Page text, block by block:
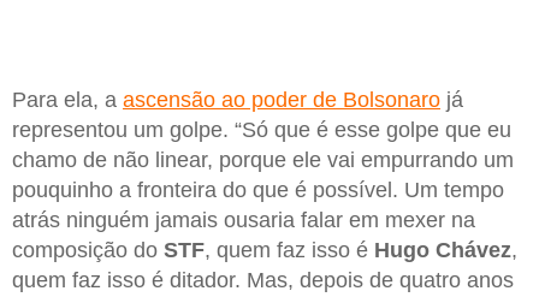
Para ela, a ascensão ao poder de Bolsonaro já
representou um golpe. “Só que é esse golpe que eu
chamo de não linear, porque ele vai empurrando um
pouquinho a fronteira do que é possível. Um tempo
atrás ninguém jamais ousaria falar em mexer na
composição do STF, quem faz isso é Hugo Chávez,
quem faz isso é ditador. Mas, depois de quatro anos